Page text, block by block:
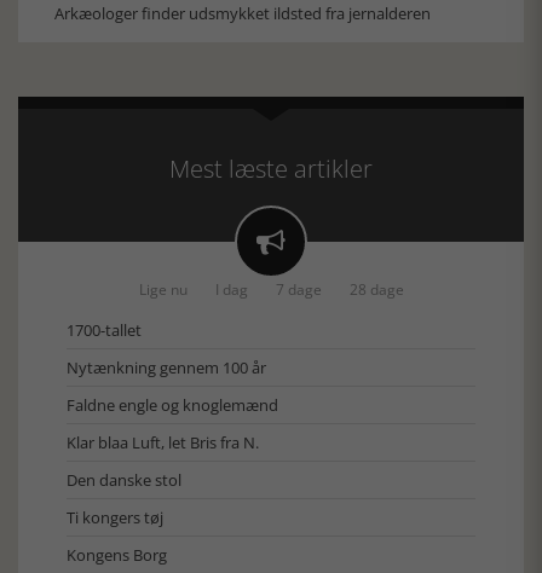
Arkæologer finder udsmykket ildsted fra jernalderen
Mest læste artikler

Lige nu I dag 7 dage 28 dage
1700-tallet
Nytænkning gennem 100 år
Faldne engle og knoglemænd
Klar blaa Luft, let Bris fra N.
Den danske stol
Ti kongers tøj
Kongens Borg